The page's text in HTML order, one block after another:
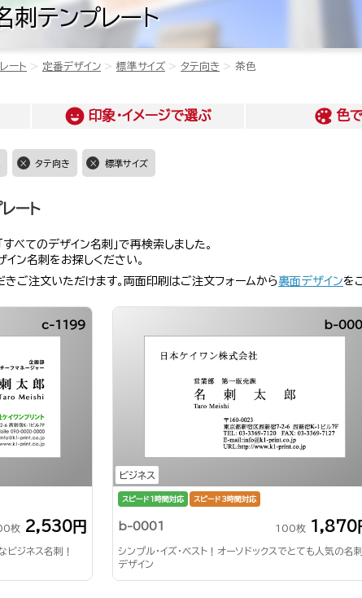
刺テンプレート
ート 定番デザイン 標準サイズ タテ向き 茶色
印象・イメージで選ぶ 色
タテ向き 標準サイズ
ート
べてのデザイン名刺」で再検索しました。
ン名刺をお探しください。
ご注文いただけます。両面印刷はご注文フォームから裏面デザインを
c-1199
枚 2,530円
ビジネス名刺！
ビジネス
b-
スピード1時間対応 スピード3時間対応
b-0001 100枚 1,870
シンプル・イズ・ベスト！オーソドックスでとても人気の名刺
デザイン